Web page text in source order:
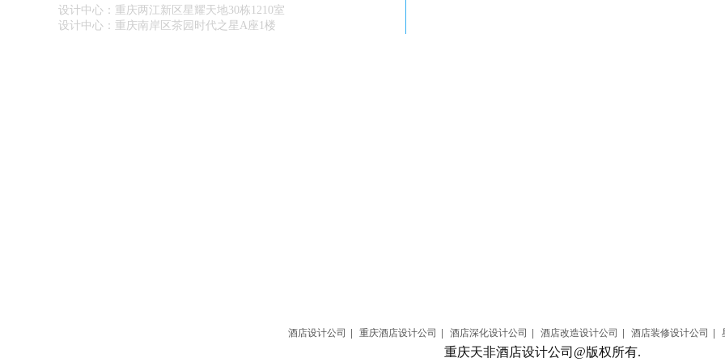
设计中心：重庆两江新区星耀天地30栋1210室
设计中心：重庆南岸区茶园时代之星A座1楼
酒店设计公司 重庆酒店设计公司 酒店深化设计公司 酒店改造设计公司 酒店装修设计公司
重庆天非酒店设计公司@版权所有.